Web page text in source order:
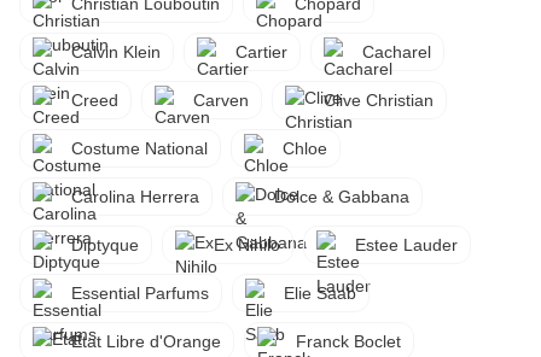
Calvin Klein Cartier Cacharel
Creed Carven Clive Christian
Costume National Chloe
Carolina Herrera Dolce & Gabbana
Diptyque Ex Nihilo Estee Lauder
Essential Parfums Elie Saab
Etat Libre d'Orange Franck Boclet